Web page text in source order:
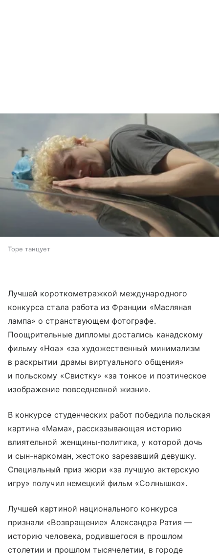
Торе танцует
Лучшей короткометражкой международного
конкурса стала работа из Франции «Масляная
лампа» о странствующем фотографе.
Поощрительные дипломы достались канадскому
фильму «Ноа» «за художественный минимализм
в раскрытии драмы виртуального общения»
и польскому «Свистку» «за тонкое и поэтическое
изображение повседневной жизни».
В конкурсе студенческих работ победила польская
картина «Мама», рассказывающая историю
влиятельной женщины-политика, у которой дочь
и сын-наркоман, жестоко зарезавший девушку.
Специальный приз жюри «за лучшую актерскую
игру» получил немецкий фильм «Солнышко».
Лучшей картиной национального конкурса
признали «Возвращение» Александра Ратия —
историю человека, родившегося в прошлом
столетии и прошлом тысячелетии, в городе